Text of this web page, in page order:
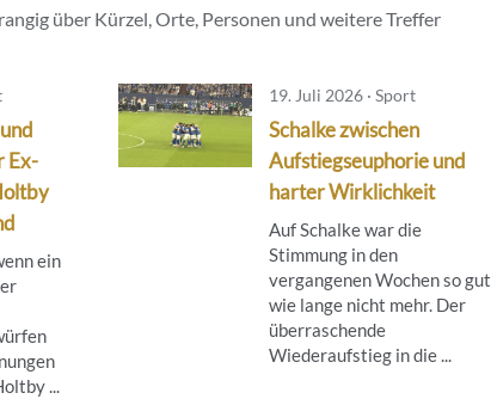
über Kürzel, Orte, Personen und weitere Treffer
Ex-
ein
...
19. Juli 2026 · Sport
Schalke zwischen
Aufstiegseuphorie und
harter Wirklichkeit
Auf Schalke war die
Stimmung in den
vergangenen Wochen so gut
wie lange nicht mehr. Der
überraschende
Wiederaufstieg in die ...